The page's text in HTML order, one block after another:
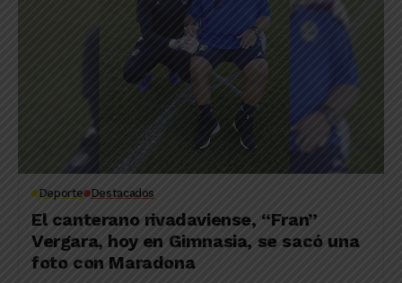
Deporte Destacados
El canterano rivadaviense, “Fran”
Vergara, hoy en Gimnasia, se sacó una
foto con Maradona